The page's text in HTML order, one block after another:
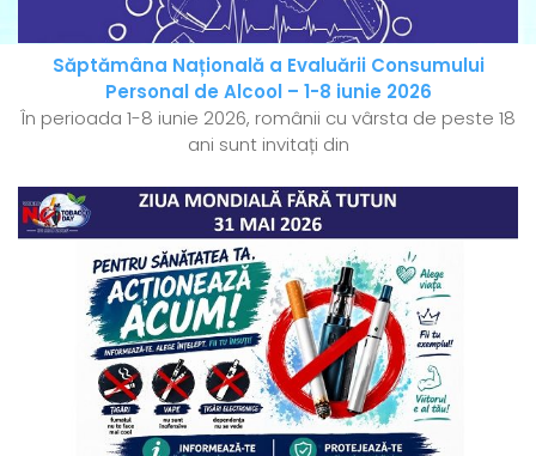
Săptămâna Națională a Evaluării Consumului
Personal de Alcool – 1-8 iunie 2026
În perioada 1-8 iunie 2026, românii cu vârsta de peste 18
ani sunt invitați din